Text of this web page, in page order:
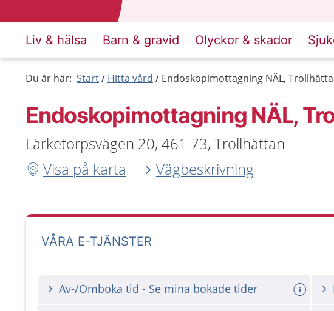
Liv & hälsa Barn & gravid Olyckor & skador
Du är här: Start Hitta vård Endoskopimottagning NÄL,
Endoskopimottagning NÄL,
Lärketorpsvägen 20, 461 73, Trollhättan
Visa på karta
Vägbeskrivning
VÅRA E-TJÄNSTER
Av-/Omboka tid - Se mina bokade tider